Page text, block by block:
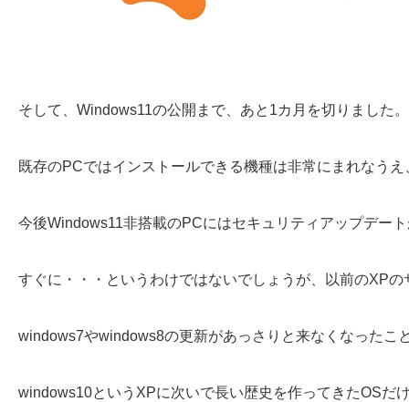
そして、Windows11の公開まで、あと1カ月を切りました。
既存のPCではインストールできる機種は非常にまれなうえ
今後Windows11非搭載のPCにはセキュリティアップデー
すぐに・・・というわけではないでしょうが、以前のXPの
windows7やwindows8の更新があっさりと来なくなったこ
windows10というXPに次いで長い歴史を作ってきたOSだ